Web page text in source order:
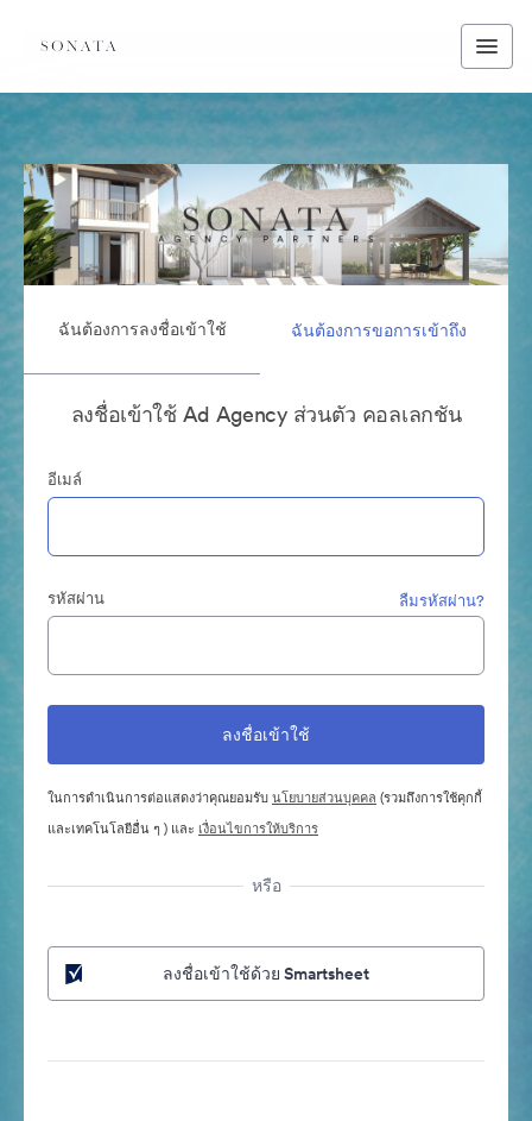
ฉันต้องการลงชื่อเข้าใช้ ฉันต้องการขอการเข้าถึง
ลงชื่อเข้าใช้ Ad Agency ส่วนตัว คอลเลกชัน
อีเมล์
รหัสผ่าน ลืมรหัสผ่าน?
ในการดำเนินการต่อแสดงว่าคุณยอมรับนโยบายส่วนบุคคล (รวมถึงการใช้คุกกี้
และเทคโนโลยีอื่น ๆ ) และ เงื่อนไขการให้บริการ
หรือ
ลงชื่อเข้าใช้ด้วย Smartsheet